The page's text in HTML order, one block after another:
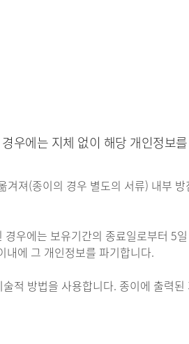
우에는 지체 없이 해당 개인정보
져(종이의 경우 별도의 서류) 내부
우에는 보유기간의 종료일로부터
내에 그 개인정보를 파기합니다.
적 방법을 사용합니다. 종이에 출력